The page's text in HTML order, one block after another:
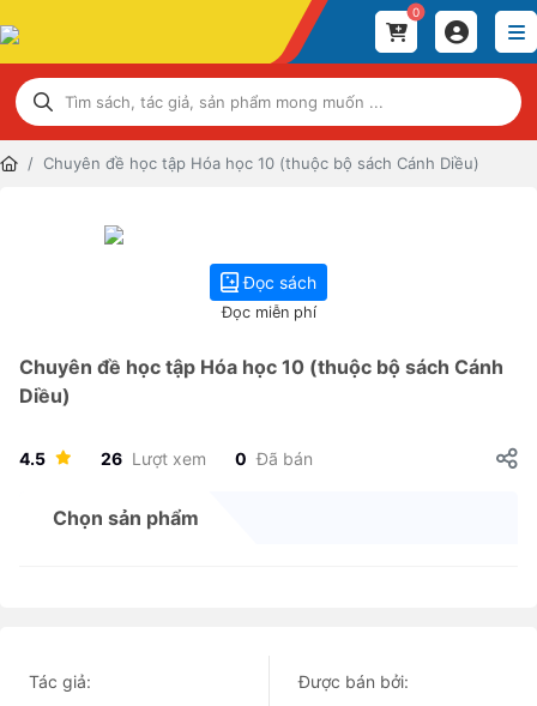
0
Chuyên đề học tập Hóa học 10 (thuộc bộ sách Cánh Diều)
Đọc sách
Đọc miễn phí
Chuyên đề học tập Hóa học 10 (thuộc bộ sách Cánh
Diều)
4.5 26 Lượt xem 0 Đã bán
Chọn sản phẩm
Tác giả:
Được bán bởi: